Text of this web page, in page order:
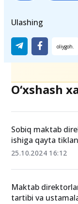
Ulashing
O‘xshash
Sobiq maktab
ishiga qayta
25.10.2024 16:12
Maktab
tartibi va